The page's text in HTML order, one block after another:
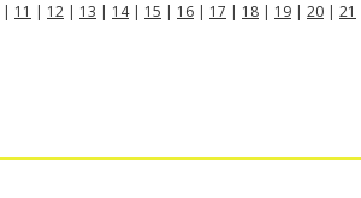
| 11 | 12 | 13 | 14| 15 | 16 | 17 | 18 | 19 | 20 | 21